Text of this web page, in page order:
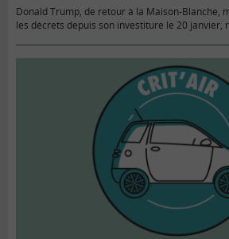
Donald Trump, de retour à la Maison-Blanche,
les décrets depuis son investiture le 20